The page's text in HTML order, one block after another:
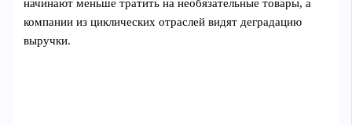
начинают меньше тратить на необязательные товары, а
компании из циклических отраслей видят деградацию
выручки.